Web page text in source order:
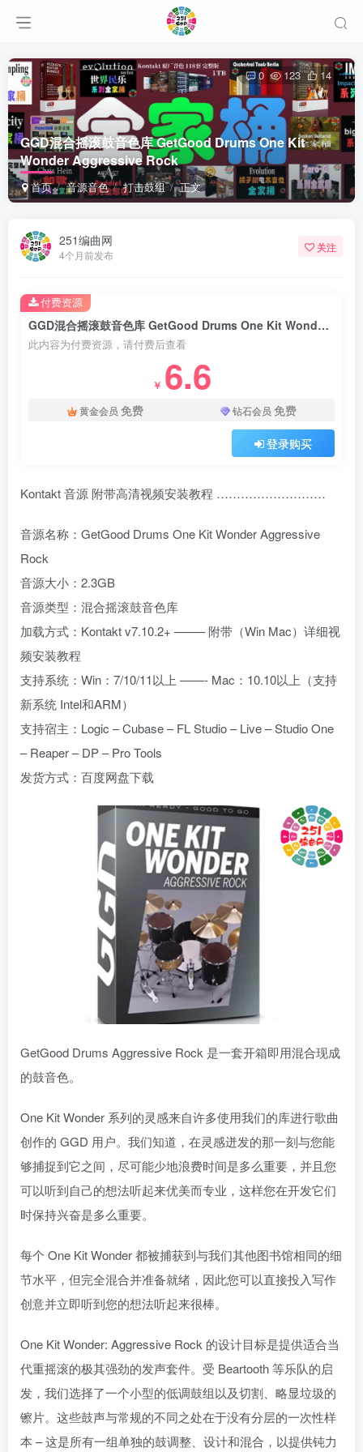
GGD混合摇滚鼓音色库 GetGood Drums One Kit
Wonder Aggressive Rock
首页 音源音色 打击鼓组 正文
0 123 14
251编曲网
4个月前发布
关注
GGD混合摇滚鼓音色库 GetGood Drums One Kit Wonder Aggressive Rock
此内容为付费资源，请付费后查看
￥ 6.6
黄金会员 免费 钻石会员 免费
登录购买
付费资源
Kontakt 音源 附带高清视频安装教程 ………………………
音源名称：GetGood Drums One Kit Wonder Aggressive
Rock
音源大小：2.3GB
音源类型：混合摇滚鼓音色库
加载方式：Kontakt v7.10.2+ ——– 附带（Win Mac）详细视
频安装教程
支持系统：Win：7/10/11以上 ——- Mac：10.10以上（支持
新系统 Intel和ARM）
支持宿主：Logic – Cubase – FL Studio – Live – Studio One
– Reaper – DP – Pro Tools
发货方式：百度网盘下载
GetGood Drums Aggressive Rock 是一套开箱即用混合现成
的鼓音色。
One Kit Wonder 系列的灵感来自许多使用我们的库进行歌曲
创作的 GGD 用户。我们知道，在灵感迸发的那一刻与您能
够捕捉到它之间，尽可能少地浪费时间是多么重要，并且您
可以听到自己的想法听起来优美而专业，这样您在开发它们
时保持兴奋是多么重要。
每个 One Kit Wonder 都被捕获到与我们其他图书馆相同的细
节水平，但完全混合并准备就绪，因此您可以直接投入写作
创意并立即听到您的想法听起来很棒。
One Kit Wonder: Aggressive Rock 的设计目标是提供适合当
代重摇滚的极其强劲的发声套件。受 Beartooth 等乐队的启
发，我们选择了一个小型的低调鼓组以及切割、略显垃圾的
镲片。这些鼓声与常规的不同之处在于没有分层的一次性样
本 – 这是所有一组单独的鼓调整、设计和混合，以提供钝力